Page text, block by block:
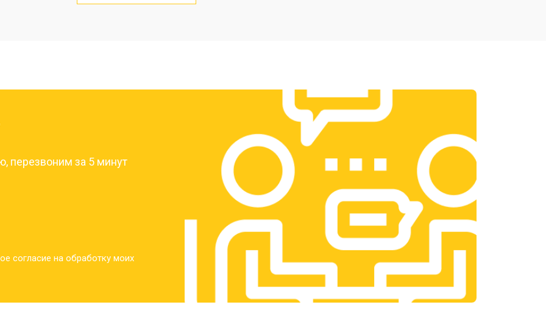
от 3300 ₽
от 1400 ₽ Заказать
от 2700 ₽ Заказать
от 950 ₽ Заказать
от 1750 ₽
перезвоним за 5 минут
согласие на обработку моих